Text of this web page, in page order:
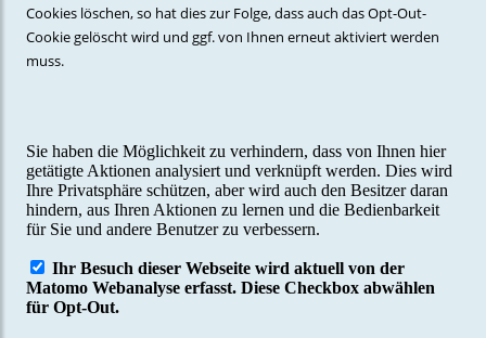
Cookies löschen, so hat dies zur Folge, dass auch das Opt-Out-
Cookie gelöscht wird und ggf. von Ihnen erneut aktiviert werden
muss.